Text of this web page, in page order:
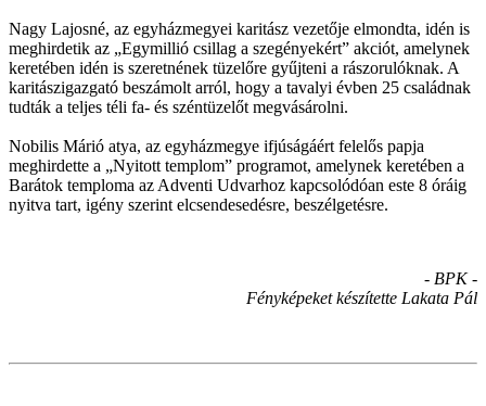
Nagy Lajosné, az egyházmegyei karitász vezetője elmondta, idén is
meghirdetik az „Egymillió csillag a szegényekért” akciót, amelynek
keretében idén is szeretnének tüzelőre gyűjteni a rászorulóknak. A
karitászigazgató beszámolt arról, hogy a tavalyi évben 25 családnak
tudták a teljes téli fa- és széntüzelőt megvásárolni.
Nobilis Márió atya, az egyházmegye ifjúságáért felelős papja
meghirdette a „Nyitott templom” programot, amelynek keretében a
Barátok temploma az Adventi Udvarhoz kapcsolódóan este 8 óráig
nyitva tart, igény szerint elcsendesedésre, beszélgetésre.
- BPK -
Fényképeket készítette Lakata Pál